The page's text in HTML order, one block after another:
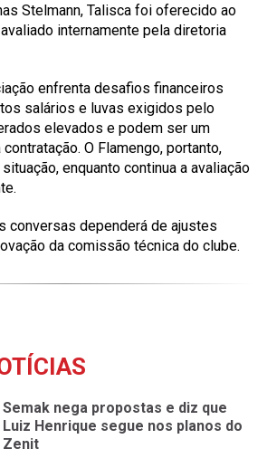
Stelmann, Talisca foi oferecido ao
internamente pela diretoria
enfrenta desafios financeiros
salários e luvas exigidos pelo
elevados e podem ser um
O Flamengo, portanto,
enquanto continua a avaliação
conversas dependerá de ajustes
da comissão técnica do clube.
Semak nega propostas e diz que
Luiz Henrique segue nos planos do
Zenit